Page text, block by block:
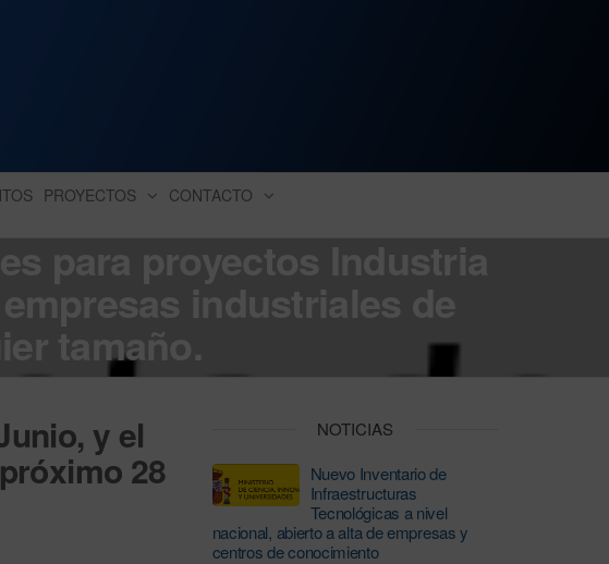
PROYECTOS CONTACTO
para proyectos Industria
industriales de
tamaño.
y el
28
NOTICIAS
Nuevo Inventario de
Infraestructuras
Tecnológicas a nivel
nacional, abierto a alta de empresas y
centros de conocimiento